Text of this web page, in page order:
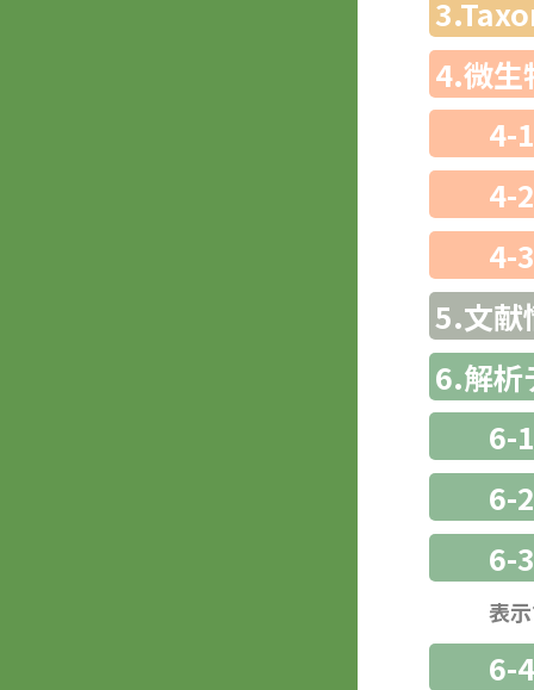
4.微生
4-
4-
4-
5.文献
6.解析
6-
6-
6-
表
6-